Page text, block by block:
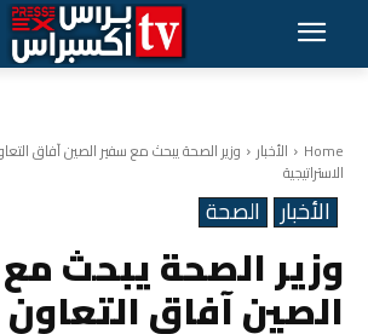
Home الأخبار وزير الصحة يبحث مع سفير الصين آفاق
الاستراتيجية
الأخبار الصحة
وزير الصحة يبحث
الصين آفاق